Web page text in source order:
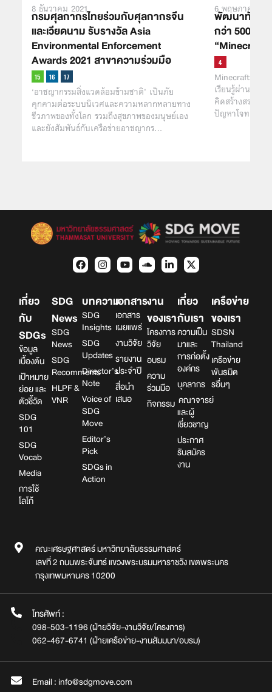
8 ธันวาคม 2021
กรมศุลกากรไทยร่วมกับศุลกากรจีน
และเวียดนาม รับรางวัล Asia
Environmental Enforcement
Awards 2021 สาขาความร่วมมือ
‘อาชญากรรมสิ่งแวดล้อมข้ามชาติ’ เป็นภัย
คุกคามต่อระบบนิเวศและความหลากหลายทาง
ชีวภาพของทั้งโลก รวมถึงสุขภาพของมนุษย์เอง
และยังสัมพันธ์กับเครือข่ายอาชญากร…
6 พฤษภาคม
พัฒนาทักษะ
กว่า 500 บท
“Minecraft:
Minecraft:
เรียนรู้ผ่านเกม
คิดสร้างสรรค์ ก
ปัญหาโจทย์แล
เกี่ยว
กับ
SDGs
ข้อมูล
เบื้องต้น
เป้าหมาย
ย่อย และ
ตัวชี้วัด
SDG
101
SDG
Vocab
Media
การใช้
โลโก้
SDG
News
SDG
News
SDG
Recomments
HLPF &
VNR
บทความ
SDG
Insights
SDG
Updates
Director’s
Note
Voice of
SDG
Move
Editor’s
Pick
SDGs in
Action
เอกสาร
เอกสาร
เผยแพร่
งานวิจัย
รายงาน
ประจำปี
สื่อนำ
เสนอ
งาน
ของเรา
โครงการ
วิจัย
อบรม
ความ
ร่วมมือ
กิจกรรม
เกี่ยว
กับเรา
ความเป็น
มาและ
การก่อตั้ง
องค์กร
บุคลากร
คณาจารย์
และผู้
เชี่ยวชาญ
ประกาศ
รับสมัคร
งาน
เครือข่าย
ของเรา
SDSN
Thailand
เครือข่าย
พันธมิต
รอื่นๆ
คณะเศรษฐศาสตร์ มหาวิทยาลัยธรรมศาสตร์
เลขที่ 2 ถนนพระจันทร์ แขวงพระบรมมหาราชวัง เขตพระนคร
กรุงเทพมหานคร 10200
โทรศัพท์ :
098-503-1196 (ฝ่ายวิจัย-งานวิจัย/โครงการ)
062-467-6741 (ฝ่ายเครือข่าย-งานสัมมนา/อบรม)
Email : info@sdgmove.com